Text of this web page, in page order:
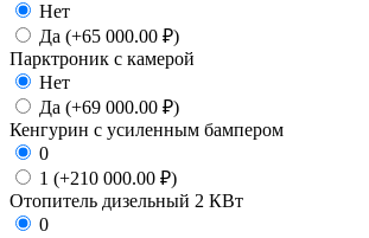
Нет
Да (+65 000.00 ₽)
Парктроник с камерой
Нет
Да (+69 000.00 ₽)
Кенгурин с усиленным бампером
0
1 (+210 000.00 ₽)
Отопитель дизельный 2 КВт
0